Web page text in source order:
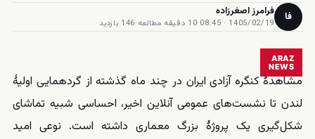
فا فرامرز اصغرزاده
1405/02/19 · 08:45
·10 دقیقه مطالعه ·146 بازدید
ARAZ
NEWS
مشاهدهٔ کنگره آزادی ایران در چند ماه گذشته از گردهمایی اولیهٔ
لندن تا نشست‌های عمومی آنلاین اخیر، احساسی شبیه تماشای
شکل‌گیری یک پروژهٔ بزرگ معماری داشته است. نوعی امید